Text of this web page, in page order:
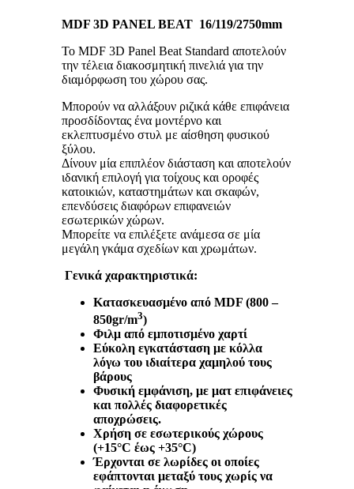
MDF 3D PANEL BEAT 16/119/2750mm
Το MDF 3D Panel Beat Standard αποτελούν
την τέλεια διακοσμητική πινελιά για την
διαμόρφωση του χώρου σας.
Μπορούν να αλλάξουν ριζικά κάθε επιφάνεια
προσδίδοντας ένα μοντέρνο και
εκλεπτυσμένο στυλ με αίσθηση φυσικού
ξύλου.
Δίνουν μία επιπλέον διάσταση και αποτελούν
ιδανική επιλογή για τοίχους και οροφές
κατοικιών, καταστημάτων και σκαφών,
επενδύσεις διαφόρων επιφανειών
εσωτερικών χώρων.
Μπορείτε να επιλέξετε ανάμεσα σε μία
μεγάλη γκάμα σχεδίων και χρωμάτων.
Γενικά χαρακτηριστικά:
Κατασκευασμένο από MDF (800 –
850gr/m3)
Φιλμ από εμποτισμένο χαρτί
Εύκολη εγκατάσταση με κόλλα
λόγω του ιδιαίτερα χαμηλού τους
βάρους
Φυσική εμφάνιση, με ματ επιφάνειες
και πολλές διαφορετικές
αποχρώσεις.
Χρήση σε εσωτερικούς χώρους
(+15°C έως +35°C)
Έρχονται σε λωρίδες οι οποίες
εφάπτονται μεταξύ τους χωρίς να